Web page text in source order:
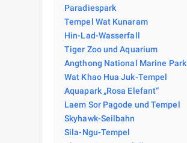
Paradiespark
Tempel Wat Kunaram
Hin-Lad-Wasserfall
Tiger Zoo und Aquarium
Angthong National Marine Park
Wat Khao Hua Juk-Tempel
Aquapark „Rosa Elefant“
Laem Sor Pagode und Tempel
Skyhawk-Seilbahn
Sila-Ngu-Tempel